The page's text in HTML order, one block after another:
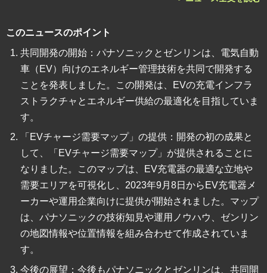
このニュースのポイント
共同開発の開始：パナソニックとゼンリンは、電気自動
車（EV）向けのエネルギー管理技術を共同で開発する
ことを発表しました。この開発は、EVの充電インフラ
ストラクチャとエネルギー供給の最適化を目指していま
す。
「EVチャージ需要マップ」の提供：開発の初の成果と
して、「EVチャージ需要マップ」が提供されることに
なりました。このマップは、EV充電器の最適な立地や
需要エリアを可視化し、2023年9月8日からEV充電器メ
ーカーや運用企業向けに提供が開始されました。マップ
は、パナソニックの技術知見や運用ノウハウ、ゼンリン
の地図情報や位置情報を組み合わせて作成されていま
す。
今後の展望：今後もパナソニックとゼンリンは、共同開